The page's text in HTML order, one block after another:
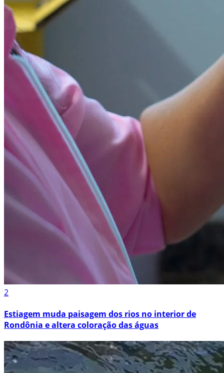
2
Estiagem muda paisagem dos rios no interior de
Rondônia e altera coloração das águas